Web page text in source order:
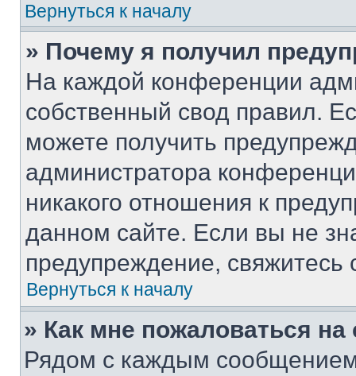
Вернуться к началу
» Почему я получил
На каждой конференции
собственный свод правил.
можете получить
администратора
никакого отношения к
данном сайте. Если вы не
предупреждение,
Вернуться к началу
» Как мне пожаловаться
Рядом с каждым сообщением